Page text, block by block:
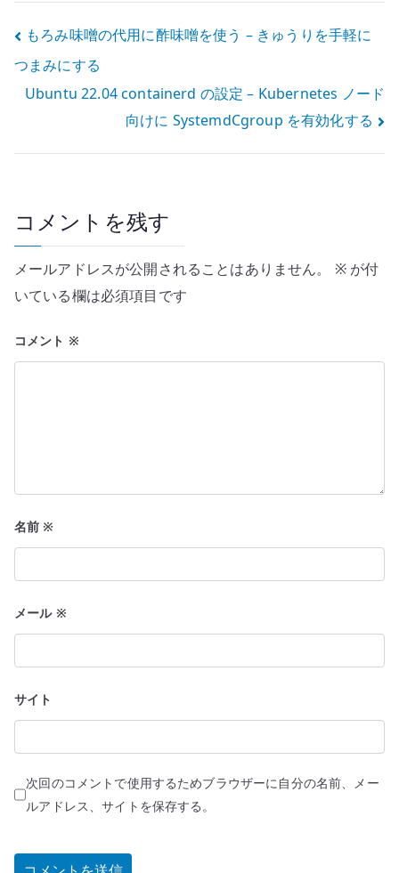
投
稿
ナ
ビ
ー
シ
ョ
ン
もろみ味噌の代用に酢味噌を使う – きゅうりを手軽に
つまみにする
Ubuntu 22.04 containerd の設定 – Kubernetes ノード
向けに SystemdCgroup を有効化する
コメントを残す
メールアドレスが公開されることはありません。 ※が付
いている欄は必須項目です
コメント ※
名前※
メール ※
サイト
次回のコメントで使用するためブラウザーに自分の名前、メー
ルアドレス、サイトを保存する。